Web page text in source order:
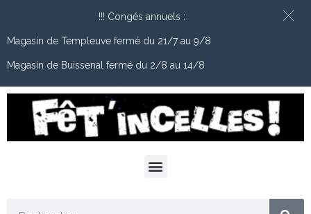
!!! Congés annuels :
Magasin de Templeuve fermé du 21/7 au 9/8
Magasin de Buissenal fermé du 2/8 au 14/8